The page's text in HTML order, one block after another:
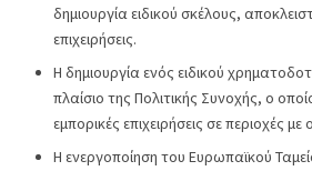
δημιουργία ειδικού σκέλους,
επιχειρήσεις.
Η δημιουργία ενός ειδικού
πλαίσιο της Πολιτικής Συνοχής, ο
εμπορικές επιχειρήσεις σε περιοχές
Η ενεργοποίηση του Ευρωπαϊκού